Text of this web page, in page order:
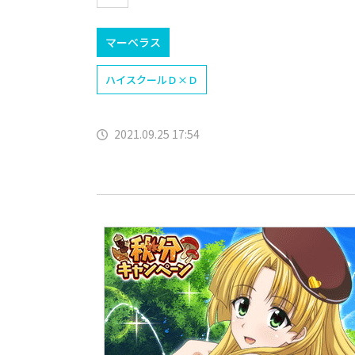
マーベラス
ハイスクールＤ×Ｄ
2021.09.25 17:54